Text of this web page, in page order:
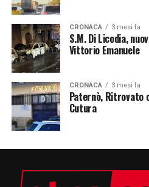
CRONACA 3 mesi fa
S.M. Di Licodia,
Vittorio Emanuele
CRONACA 3 mesi fa
Paternò, Ritrovato
Cutura